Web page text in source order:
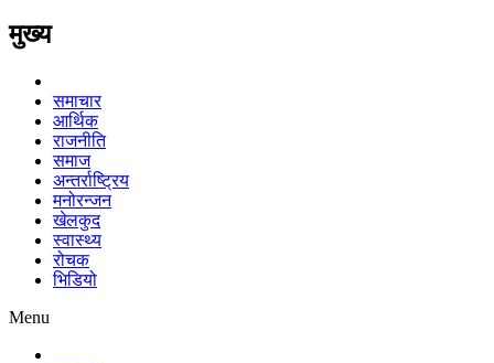
मुख्य
समाचार
आर्थिक
राजनीति
समाज
अन्तर्राष्ट्रिय
मनोरन्जन
खेलकुद
स्वास्थ्य
रोचक
भिडियो
Menu